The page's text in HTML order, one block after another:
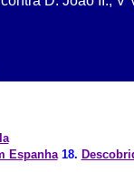
Espanha18.